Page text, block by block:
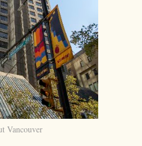
Vancouver